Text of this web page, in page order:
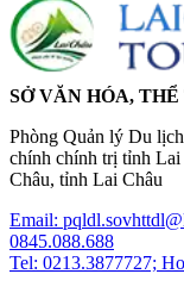
SỞ VĂN HÓA,
Phòng Quản lý Du
chính chính trị tỉnh Lai
Châu, tỉnh Lai Châu
Email:
0845.088.688
Tel: 0213.3877727;